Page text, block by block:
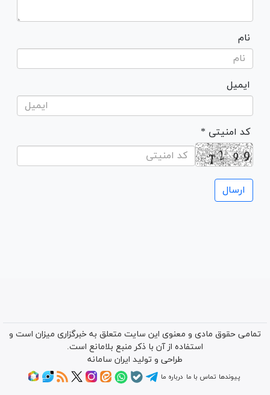
نام
ایمیل
* کد امنیتی
تمامی حقوق مادی و معنوی این سایت متعلق به خبرگزاری میزان است و
استفاده از آن با ذکر منبع بلامانع است.
طراحی و تولید ایران سامانه
پیوندها تماس با ما درباره ما